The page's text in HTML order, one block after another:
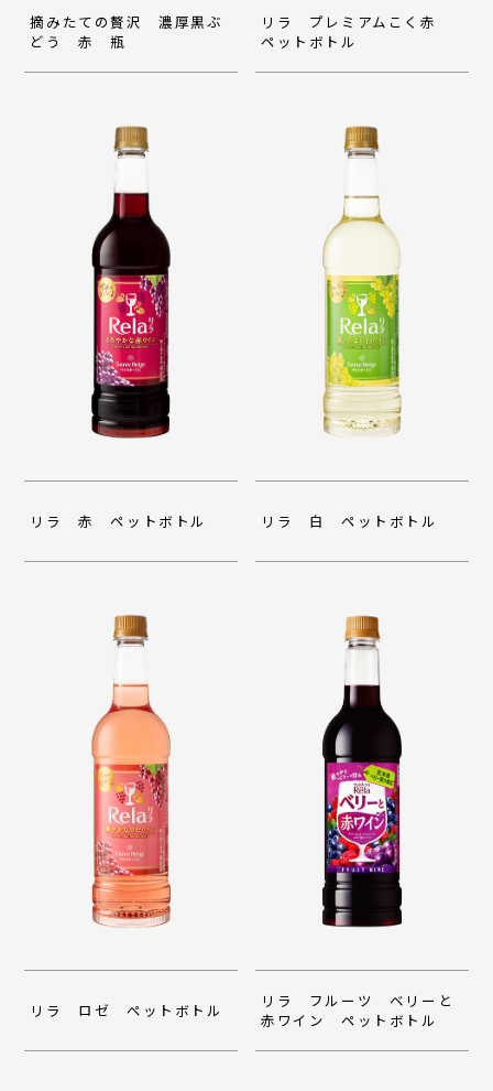
摘みたての贅沢 濃厚黒ぶ
どう 赤 瓶
リラ プレミアムこく赤
ペットボトル
リラ 赤 ペットボトル リラ 白 ペットボトル
リラ ロゼ ペットボトル
リラ フルーツ ベリーと
赤ワイン ペットボトル